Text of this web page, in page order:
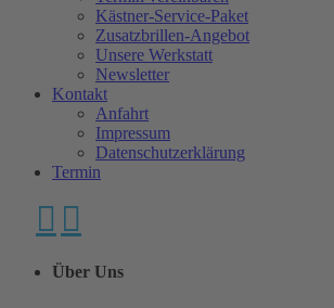
Kästner-Service-Paket
Zusatzbrillen-Angebot
Unsere Werkstatt
Newsletter
Kontakt
Anfahrt
Impressum
Datenschutzerklärung
Termin
Über Uns